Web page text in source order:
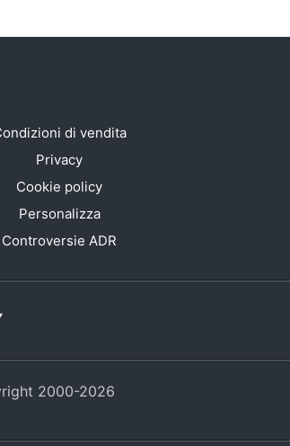
di vendita
Privacy
Cookie policy
Personalizza
Controversie ADR
2000-2026